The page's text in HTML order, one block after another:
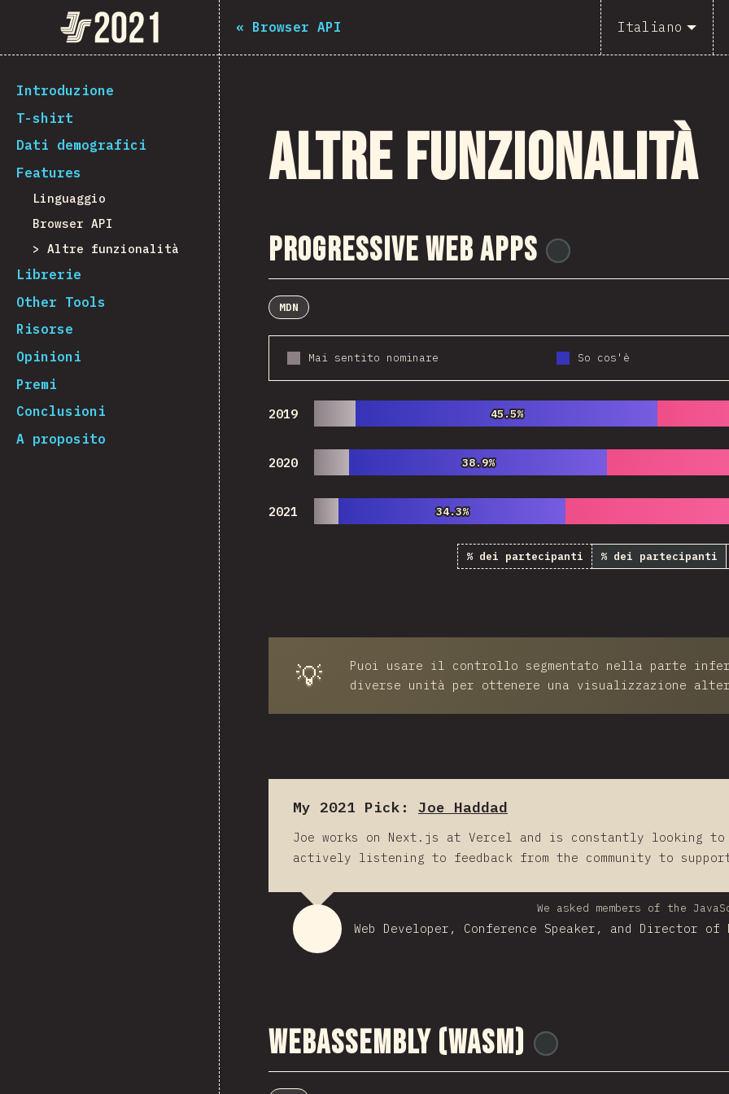
The State of JS 2021
[it-IT] general.back_to_intro
Introduzione
T-shirt
Dati demografici
Features
Linguaggio
Browser API
Altre funzionalità
Librerie
Other Tools
Risorse
Opinioni
Premi
Conclusioni
A proposito
« Browser API Italiano
Altre funzionalità
Progressive Web Apps
MDN
Mai sentito nominare So cos'è
2019 45.5%
45.5%
2020 38.9%
38.9%
2021 34.3%
34.3%
% dei partecipanti % dei partecipanti
💡
Puoi usare il controllo segmentato nella parte
diverse unità per ottenere una visualizzazione
My 2021 Pick: Joe Haddad
Joe works on Next.js at Vercel and is constantly looking to
actively listening to feedback from the community to
We asked members of the
Web Developer, Conference Speaker, and Director of
WebAssembly (WASM)